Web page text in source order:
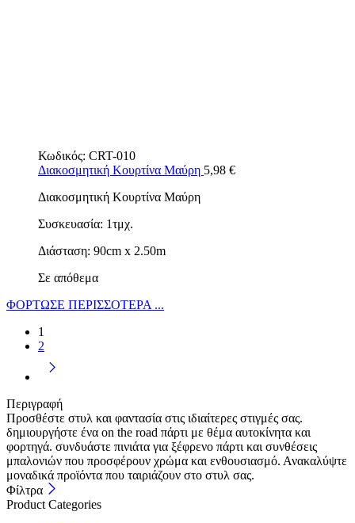
Κωδικός: CRT-010
Διακοσμητική Κουρτίνα Μαύρη 5,98 €
Διακοσμητική Κουρτίνα Μαύρη
Συσκευασία: 1τμχ.
Διάσταση: 90cm x 2.50m
Σε απόθεμα
ΦΟΡΤΩΣΕ ΠΕΡΙΣΣΟΤΕΡΑ ...
1
2
Περιγραφή
Προσθέστε στυλ και φαντασία στις ιδιαίτερες στιγμές σας.
δημιουργήστε ένα on the road πάρτι με θέμα αυτοκίνητα και
φορτηγά. συνδυάστε πινιάτα για ξέφρενο πάρτι και συνθέσεις
μπαλονιών που προσφέρουν χρώμα και ενθουσιασμό. Ανακαλύψτε
μοναδικά προϊόντα που ταιριάζουν στο στυλ σας.
Φίλτρα
Product Categories